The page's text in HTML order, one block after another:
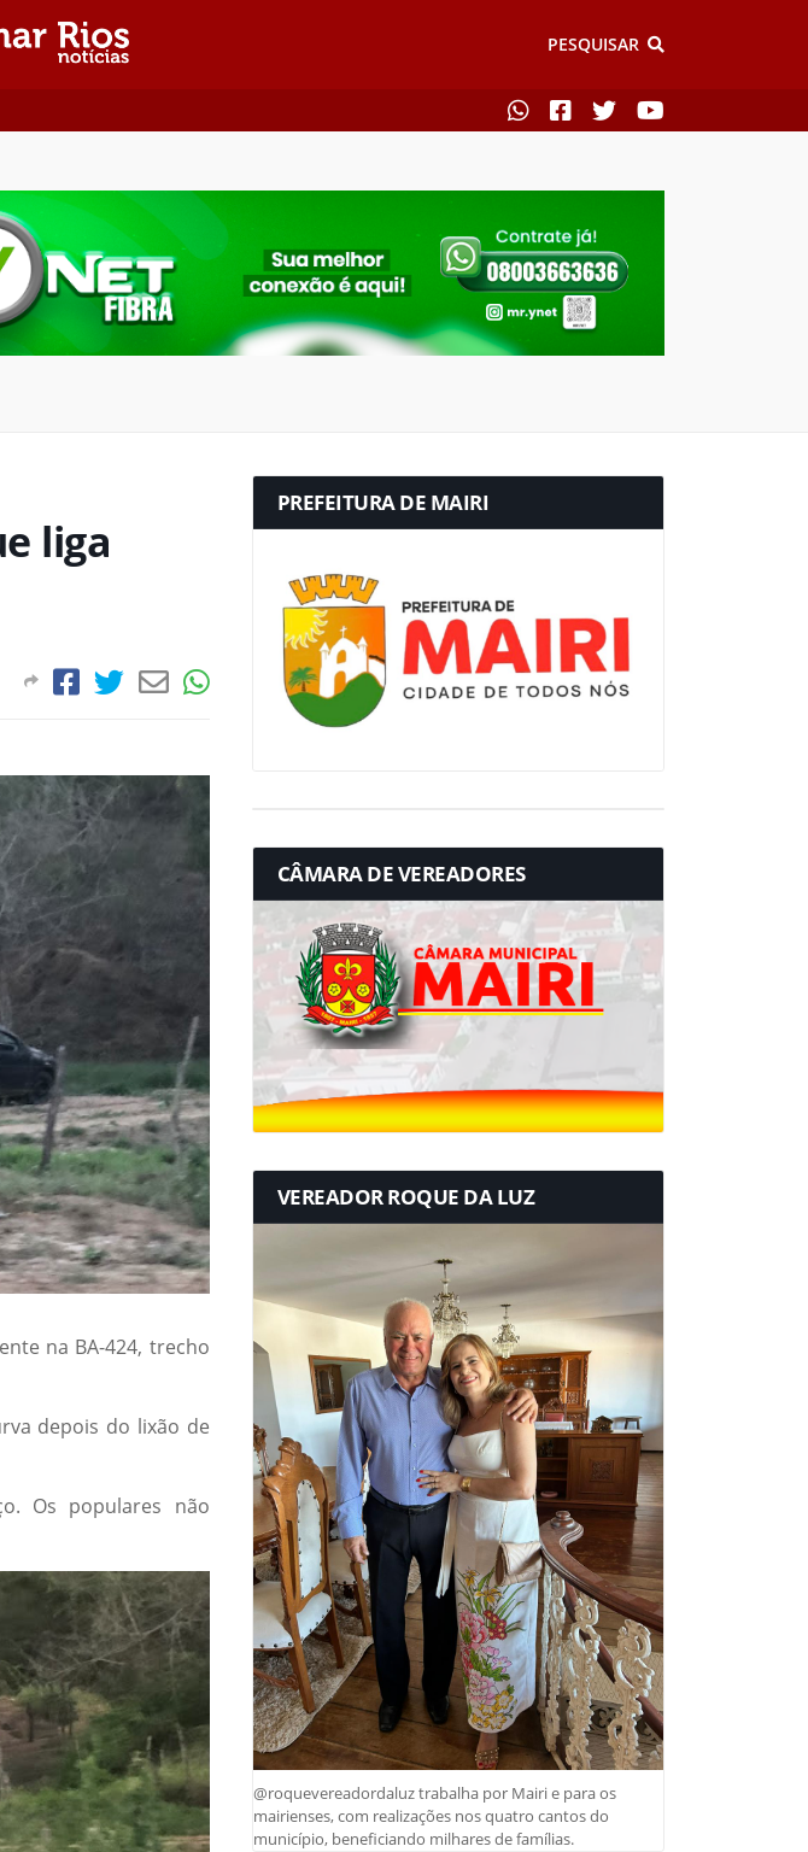
PESQUISAR
liga
na BA-424, trecho
depois do lixão de
Os populares não
PREFEITURA DE MAIRI
CÂMARA DE VEREADORES
VEREADOR ROQUE DA LUZ
@roquevereadordaluz trabalha por Mairi e para os
mairienses, com realizações nos quatro cantos do
município, beneficiando milhares de famílias.